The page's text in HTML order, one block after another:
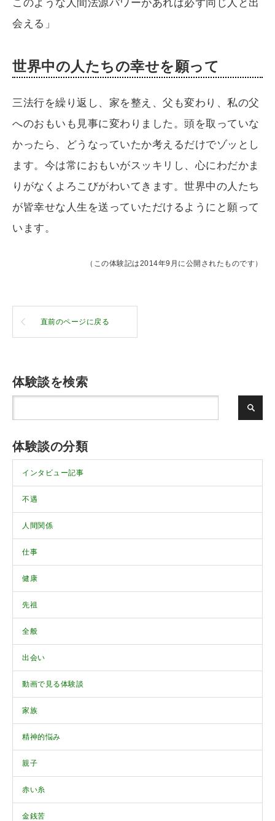
会える」
世界中の人たちの幸せを願って
三法行を繰り返し、家を整え、父も変わり、私の父
へのおもいも見事に変わりました。頭を取っていな
かったら、どうなっていたか考えるだけでゾッとし
ます。今は常におもいがスッキリし、心にわだかま
りがなくよろこびがわいてきます。世界中の人たち
が皆幸せな人生を送っていただけるようにと願って
います。
（この体験記は2014年9月に公開されたものです）
直前のページに戻る
体験談を検索
体験談の分類
インタビュー記事
不遇
人間関係
仕事
健康
先祖
全般
出会い
動画で見る体験談
家族
精神的悩み
親子
赤い糸
金銭苦